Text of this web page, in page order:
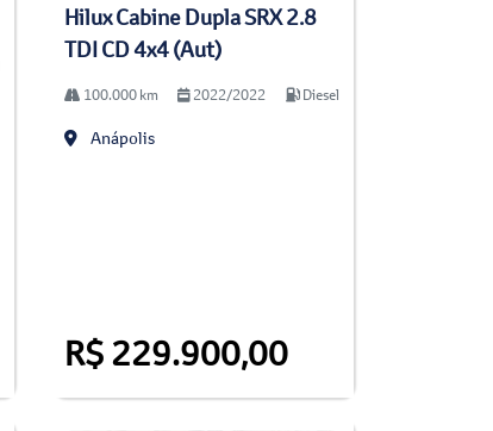
Hilux Cabine Dupla SRX 2.8
TDI CD 4x4 (Aut)
100.000 km 2022/2022 Diesel
Anápolis
R$ 229.900,00